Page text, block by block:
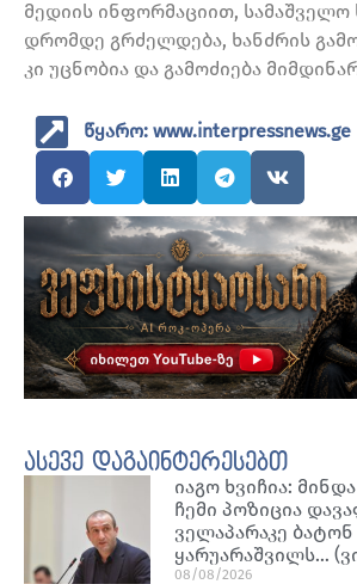
მედიის ინფორმაციით, სამაშველო
დრომდე გრძელდება, ხანძრის
კი უცნობია და გამოძიება
წყარო: www.interpressnews.ge
ასევე დაგაინტერესებთ
იაგო ხვიჩია:
ჩემი პოზიცია
ველაპარაკე ბატონ
ყარუარაშვილს…
08/08/2026